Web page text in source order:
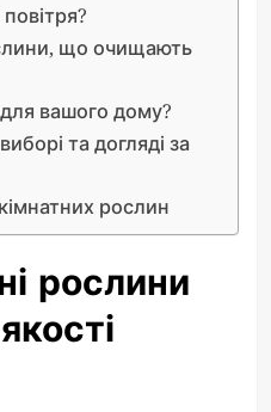
що очищають
вашого дому?
та догляді за
рослин
рослини